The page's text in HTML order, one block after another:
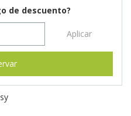
de descuento?
Aplicar